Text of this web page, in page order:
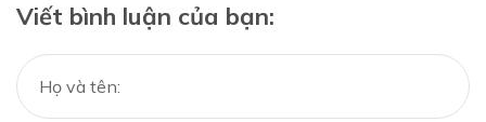
Viết bình luận của bạn: